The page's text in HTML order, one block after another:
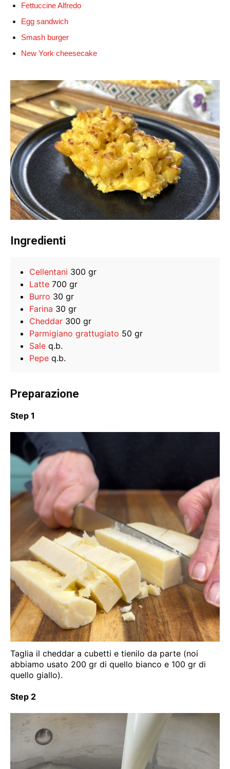
Fettuccine Alfredo
Egg sandwich
Smash burger
New York cheesecake
Ingredienti
Cellentani 300 gr
Latte 700 gr
Burro 30 gr
Farina 30 gr
Cheddar 300 gr
Parmigiano grattugiato 50 gr
Sale q.b.
Pepe q.b.
Preparazione
Step 1
Taglia il cheddar a cubetti e tienilo da parte (noi
abbiamo usato 200 gr di quello bianco e 100 gr di
quello giallo).
Step 2